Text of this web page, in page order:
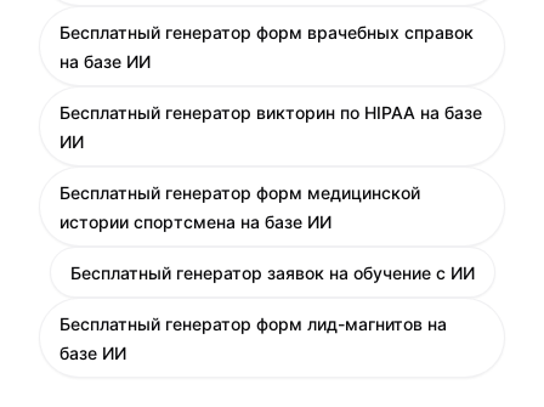
Бесплатный генератор форм врачебных справок
на базе ИИ
Бесплатный генератор викторин по HIPAA на базе
ИИ
Бесплатный генератор форм медицинской
истории спортсмена на базе ИИ
Бесплатный генератор заявок на обучение с ИИ
Бесплатный генератор форм лид-магнитов на
базе ИИ